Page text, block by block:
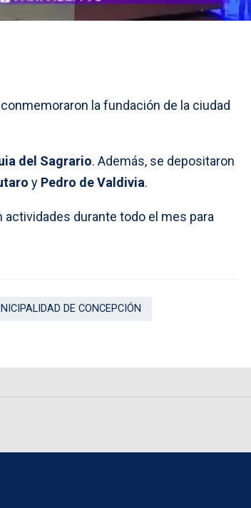
la fundación de la ciudad
del Sagrario. Además, se depositaron
y Pedro de Valdivia.
durante todo el mes para
DE CONCEPCIÓN